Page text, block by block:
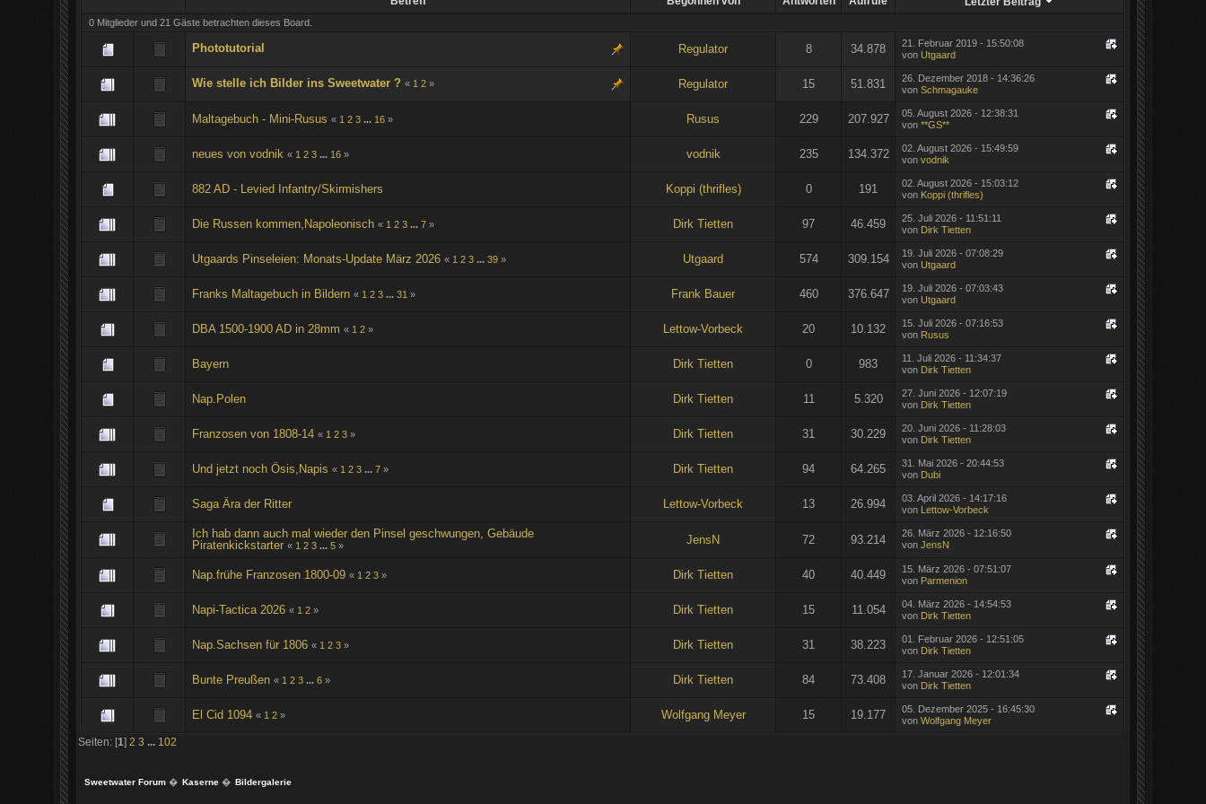
0 Mitglieder und 21 Gäste betrachten dieses Board.
Phototutorial Regulator 8 34.878
21. Februar 2019 - 15:50:08
von Utgaard
Wie stelle ich Bilder ins Sweetwater ? « 1 2» Regulator 15 51.831
26. Dezember 2018 - 14:36:26
von Schmagauke
Maltagebuch - Mini-Rusus « 1 2 3 ... 16» Rusus 229 207.927
05. August 2026 - 12:38:31
von **GS**
neues von vodnik « 1 2 3 ... 16» vodnik 235 134.372
02. August 2026 - 15:49:59
von vodnik
882 AD - Levied Infantry/Skirmishers Koppi (thrifles) 0 191
02. August 2026 - 15:03:12
von Koppi (thrifles)
Die Russen kommen,Napoleonisch « 1 2 3 ... 7» Dirk Tietten 97 46.459
25. Juli 2026 - 11:51:11
von Dirk Tietten
Utgaards Pinseleien: Monats-Update März 2026 « 1 2 3 ... 39» Utgaard 574 309.154
19. Juli 2026 - 07:08:29
von Utgaard
Franks Maltagebuch in Bildern « 1 2 3 ... 31 » Frank Bauer 460 376.647
19. Juli 2026 - 07:03:43
von Utgaard
DBA 1500-1900 AD in 28mm « 1 2» Lettow-Vorbeck 20 10.132
15. Juli 2026 - 07:16:53
von Rusus
Bayern Dirk Tietten 0 983
11. Juli 2026 - 11:34:37
von Dirk Tietten
Nap.Polen Dirk Tietten 11 5.320
27. Juni 2026 - 12:07:19
von Dirk Tietten
Franzosen von 1808-14 « 1 2 3» Dirk Tietten 31 30.229
20. Juni 2026 - 11:28:03
von Dirk Tietten
Und jetzt noch Ösis,Napis « 1 2 3 ... 7» Dirk Tietten 94 64.265
31. Mai 2026 - 20:44:53
von Dubi
Saga Ära der Ritter Lettow-Vorbeck 13 26.994
03. April 2026 - 14:17:16
von Lettow-Vorbeck
Ich hab dann auch mal wieder den Pinsel geschwungen, Gebäude
Piratenkickstarter « 1 2 3 ... 5» JensN 72 93.214
26. März 2026 - 12:16:50
von JensN
Nap.frühe Franzosen 1800-09 « 1 2 3» Dirk Tietten 40 40.449
15. März 2026 - 07:51:07
von Parmenion
Napi-Tactica 2026 « 1 2» Dirk Tietten 15 11.054
04. März 2026 - 14:54:53
von Dirk Tietten
Nap.Sachsen für 1806 « 1 2 3» Dirk Tietten 31 38.223
01. Februar 2026 - 12:51:05
von Dirk Tietten
Bunte Preußen « 1 2 3 ... 6» Dirk Tietten 84 73.408
17. Januar 2026 - 12:01:34
von Dirk Tietten
El Cid 1094 « 1 2» Wolfgang Meyer 15 19.177
05. Dezember 2025 - 16:45:30
von Wolfgang Meyer
Seiten: [1]2 3 102
Sweetwater Forum� Kaserne� Bildergalerie